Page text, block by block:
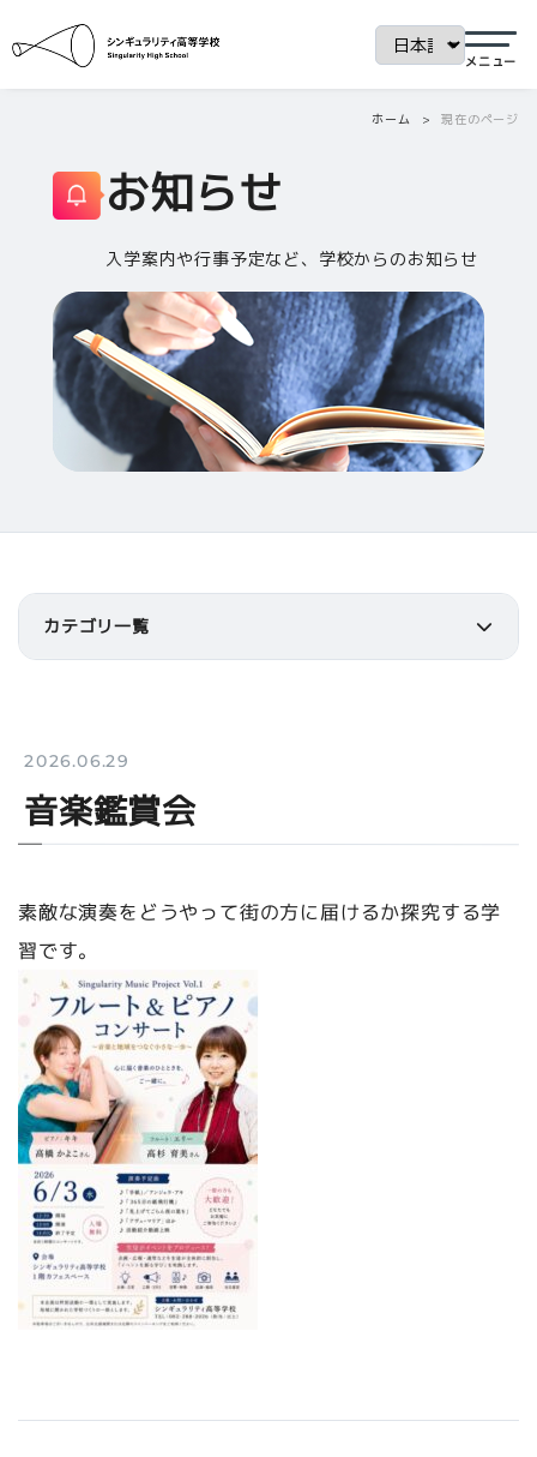
ホーム 現在のページ
お知らせ
入学案内や行事予定など、学校からのお知らせ
カテゴリ一覧
2026.06.29
音楽鑑賞会
素敵な演奏をどうやって街の方に届けるか探究する学
習です。